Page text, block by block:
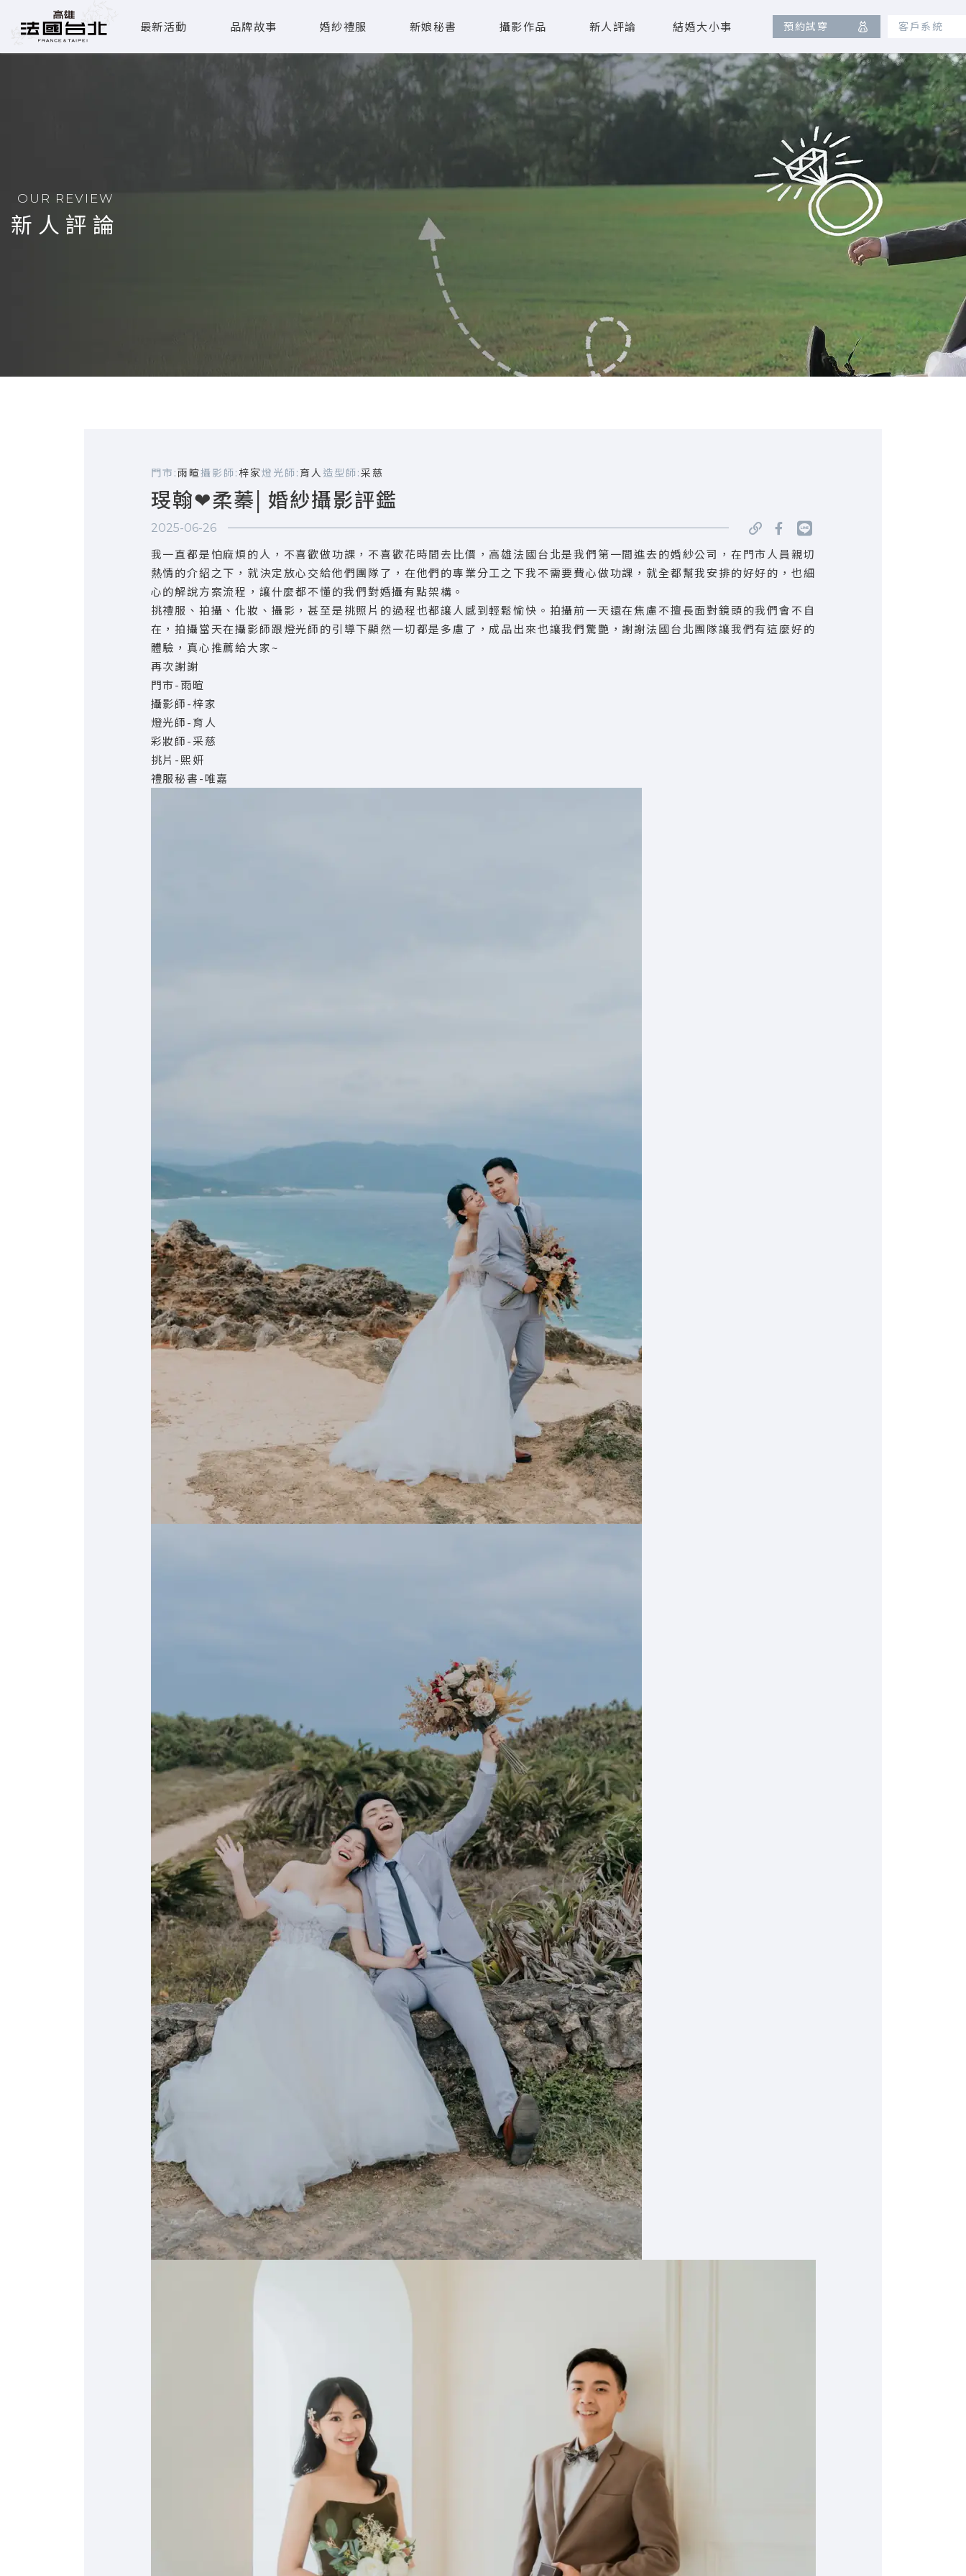
最新活動 品牌故事 婚紗禮服 新娘秘書 攝影作品 新人評論 結婚大小事 預約試穿 客戶系統
OUR REVIEW
新人評論
門市:雨暄攝影師: 梓家燈光師:育人 造型師:采慈
琝翰❤柔蓁| 婚紗攝影評鑑
2025-06-26
我一直都是怕麻煩的人，不喜歡做功課，不喜歡花時間去比價，高雄法國台北是我們第一間進去的婚紗公司，在門市人員親切
熱情的介紹之下，就決定放心交給他們團隊了，在他們的專業分工之下我不需要費心做功課，就全都幫我安排的好好的，也細
心的解說方案流程，讓什麼都不懂的我們對婚攝有點架構。
挑禮服、拍攝、化妝、攝影，甚至是挑照片的過程也都讓人感到輕鬆愉快。拍攝前一天還在焦慮不擅長面對鏡頭的我們會不自
在，拍攝當天在攝影師跟燈光師的引導下顯然一切都是多慮了，成品出來也讓我們驚艷，謝謝法國台北團隊讓我們有這麼好的
體驗，真心推薦給大家~
再次謝謝
門市-雨暄
攝影師-梓家
燈光師-育人
彩妝師-采慈
挑片-熙妍
禮服秘書-唯嘉